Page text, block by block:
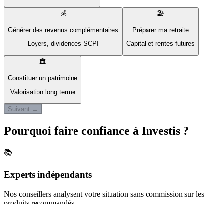
💰
Générer des revenus complémentaires
Loyers, dividendes SCPI
🏖️
Préparer ma retraite
Capital et rentes futures
🏛️
Constituer un patrimoine
Valorisation long terme
Suivant →
Pourquoi faire confiance à Investis ?
📚
Experts indépendants
Nos conseillers analysent votre situation sans commission sur les